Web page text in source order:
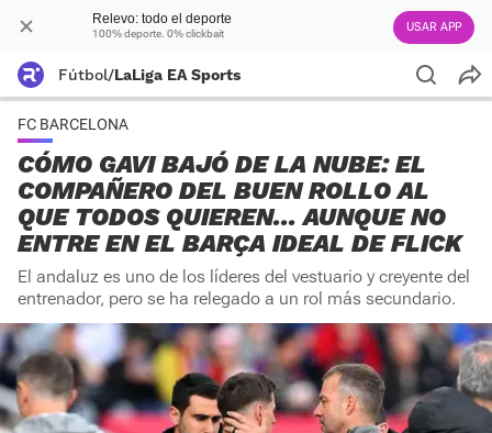
Relevo: todo el deporte
100% deporte. 0% clickbait USAR APP
Fútbol/LaLiga EA Sports
FC BARCELONA
CÓMO GAVI BAJÓ DE LA NUBE: EL
COMPAÑERO DEL BUEN ROLLO AL
QUE TODOS QUIEREN... AUNQUE NO
ENTRE EN EL BARÇA IDEAL DE FLICK
El andaluz es uno de los líderes del vestuario y creyente del
entrenador, pero se ha relegado a un rol más secundario.